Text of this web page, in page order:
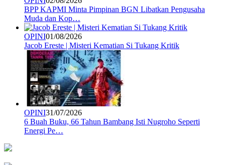
BPP KAPMI Minta Pimpinan BGN Libatkan Pengusaha
Muda dan Kop…
OPINI01/08/2026
Jacob Ereste | Misteri Kematian Si Tukang Kritik
OPINI31/07/2026
6 Buah Buku, 66 Tahun Bambang Isti Nugroho Seperti
Energi Pe…